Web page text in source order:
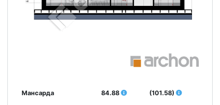
Мансарда 84.88 (101.58)